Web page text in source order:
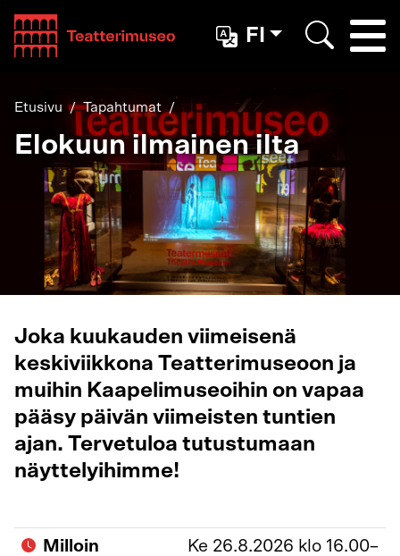
Teatterimuseo
FI
Etusivu Tapahtumat
Elokuun ilmainen ilta
Joka kuukauden viimeisenä
keskiviikkona Teatterimuseoon ja
muihin Kaapelimuseoihin on vapaa
pääsy päivän viimeisten tuntien
ajan. Tervetuloa tutustumaan
näyttelyihimme!
Milloin
Ke 26.8.2026 klo 16.00–